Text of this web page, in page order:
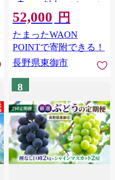
2房 1.1kg以上、ふじ 3kg）
｜【JA信州うえだ】ぶど
う 葡萄 大粒 果物 フルーツ
りんご 生食 頒布会 長野 信
州
52,000 円
たまったWAON
POINTで寄附できる！
長野県東御市
8